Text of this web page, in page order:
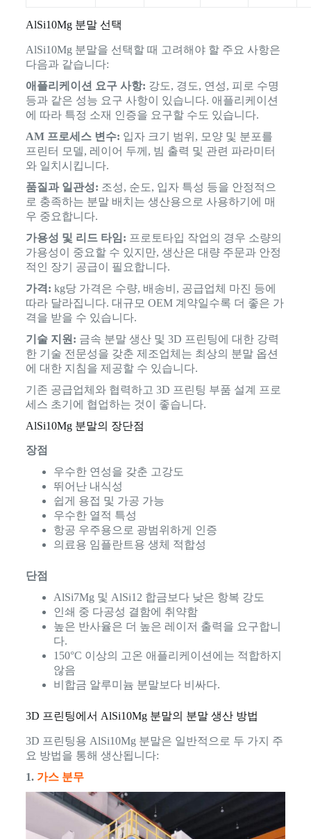
AlSi10Mg 분말 선택
AlSi10Mg 분말을 선택할 때 고려해야 할 주요 사항은
다음과 같습니다:
애플리케이션 요구 사항: 강도, 경도, 연성, 피로 수명
등과 같은 성능 요구 사항이 있습니다. 애플리케이션
에 따라 특정 소재 인증을 요구할 수도 있습니다.
AM 프로세스 변수: 입자 크기 범위, 모양 및 분포를
프린터 모델, 레이어 두께, 빔 출력 및 관련 파라미터
와 일치시킵니다.
품질과 일관성: 조성, 순도, 입자 특성 등을 안정적으
로 충족하는 분말 배치는 생산용으로 사용하기에 매
우 중요합니다.
가용성 및 리드 타임: 프로토타입 작업의 경우 소량의
가용성이 중요할 수 있지만, 생산은 대량 주문과 안정
적인 장기 공급이 필요합니다.
가격: kg당 가격은 수량, 배송비, 공급업체 마진 등에
따라 달라집니다. 대규모 OEM 계약일수록 더 좋은 가
격을 받을 수 있습니다.
기술 지원: 금속 분말 생산 및 3D 프린팅에 대한 강력
한 기술 전문성을 갖춘 제조업체는 최상의 분말 옵션
에 대한 지침을 제공할 수 있습니다.
기존 공급업체와 협력하고 3D 프린팅 부품 설계 프로
세스 초기에 협업하는 것이 좋습니다.
AlSi10Mg 분말의 장단점
장점
우수한 연성을 갖춘 고강도
뛰어난 내식성
쉽게 용접 및 가공 가능
우수한 열적 특성
항공 우주용으로 광범위하게 인증
의료용 임플란트용 생체 적합성
단점
AlSi7Mg 및 AlSi12 합금보다 낮은 항복 강도
인쇄 중 다공성 결함에 취약함
높은 반사율은 더 높은 레이저 출력을 요구합니
다.
150°C 이상의 고온 애플리케이션에는 적합하지
않음
비합금 알루미늄 분말보다 비싸다.
3D 프린팅에서 AlSi10Mg 분말의 분말 생산 방법
3D 프린팅용 AlSi10Mg 분말은 일반적으로 두 가지 주
요 방법을 통해 생산됩니다:
1. 가스 분무